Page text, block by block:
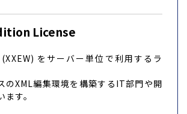
License
をサーバー単位で利用するラ
のXML編集環境を構築するIT部門や開
す。